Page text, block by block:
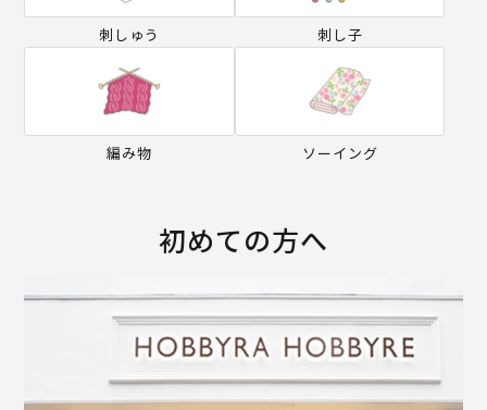
刺しゅう 刺し子
編み物 ソーイング
初めての方へ